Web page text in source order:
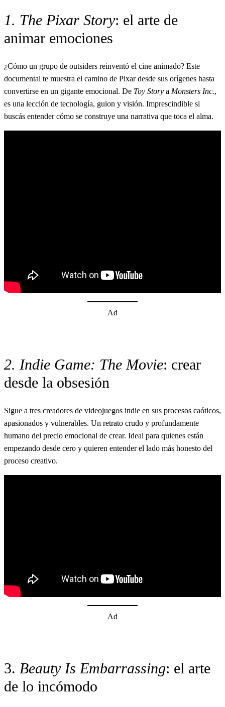
1. The Pixar Story: el arte de
animar emociones
¿Cómo un grupo de outsiders reinventó el cine animado? Este
documental te muestra el camino de Pixar desde sus orígenes hasta
convertirse en un gigante emocional. De Toy Story a Monsters Inc.,
es una lección de tecnología, guion y visión. Imprescindible si
buscás entender cómo se construye una narrativa que toca el alma.
Ad
2. Indie Game: The Movie: crear
desde la obsesión
Sigue a tres creadores de videojuegos indie en sus procesos caóticos,
apasionados y vulnerables. Un retrato crudo y profundamente
humano del precio emocional de crear. Ideal para quienes están
empezando desde cero y quieren entender el lado más honesto del
proceso creativo.
Ad
3. Beauty Is Embarrassing: el arte
de lo incómodo